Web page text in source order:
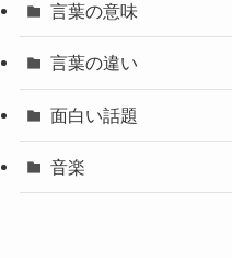
言葉の意味
言葉の違い
面白い話題
音楽